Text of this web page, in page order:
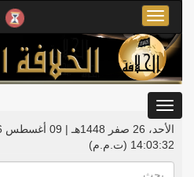
Toggle
navigation
الأحد، 26 صفر 1448هـ | 09 أغسطس 2026م |
14:03:33 (ت.م.م)